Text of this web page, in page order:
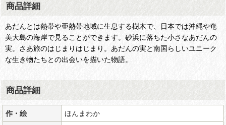
商品詳細
あだんとは熱帯や亜熱帯地域に生息する樹木で、日本では沖縄や奄
美大島の海岸で見ることができます。砂浜に落ちた小さなあだんの
実。さあ旅のはじまりはじまり。あだんの実と南国らしいユニーク
な生き物たちとの出会いを描いた物語。
商品詳細
作・絵
ほんまわか